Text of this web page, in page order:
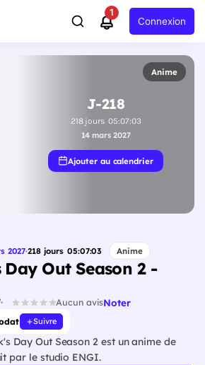
1
Connexion
Anime
J-218
218jours 05:07:02
14 mars 2027
Ajouter au calendrier
2027·218 jours 05:07:02 Anime
Out Season 2 -
Aucun avisNoter
Suivre
Day Out Season 2 est un anime de
par le studio ENGI.